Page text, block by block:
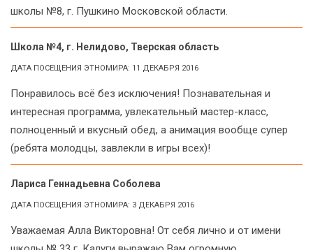
школы №8, г. Пушкино Московской области.
Школа №4, г. Нелидово, Тверская область
ДАТА ПОСЕЩЕНИЯ ЭТНОМИРА: 11 ДЕКАБРЯ 2016
Понравилось всё без исключения! Познавательная и
интересная программа, увлекательный мастер-класс,
полноценный и вкусный обед, а анимация вообще супер
(ребята молодцы, завлекли в игры всех)!
Лариса Геннадьевна Соболева
ДАТА ПОСЕЩЕНИЯ ЭТНОМИРА: 3 ДЕКАБРЯ 2016
Уважаемая Алла Викторовна! От себя лично и от имени